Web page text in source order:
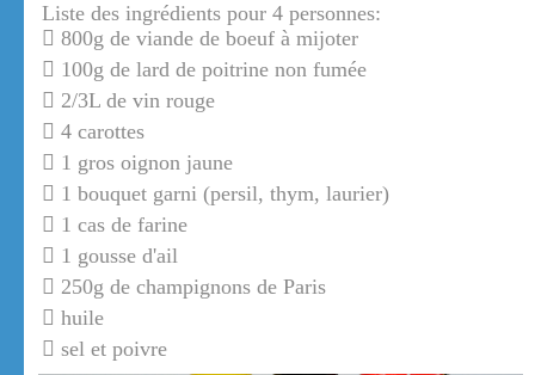
Liste des ingrédients pour 4 personnes:
800g de viande de boeuf à mijoter
100g de lard de poitrine non fumée
2/3L de vin rouge
4 carottes
1 gros oignon jaune
1 bouquet garni (persil, thym, laurier)
1 cas de farine
1 gousse d'ail
250g de champignons de Paris
huile
sel et poivre